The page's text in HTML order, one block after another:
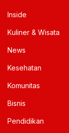
Inside
Kuliner & Wisata
News
Kesehatan
Komunitas
Bisnis
Pendidikan